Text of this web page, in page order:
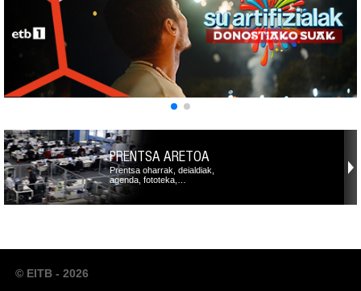
PRENTSA ARETOA
Prentsa oharrak, deialdiak,
agenda, fototeka,…
© EITB - 2026